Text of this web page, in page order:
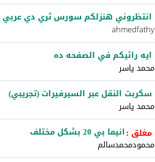
انتظروني هنزلكم سورس ثري دي عربي
ahmedfathy
ايه رائيكم في الصفحه ده
محمد ياسر
سكربت النقل عبر السيرفيرات (تجريبي)
محمد ياسر
مغلق :انيما بي 20 بشكل مختلف
محمودمحمدسالم